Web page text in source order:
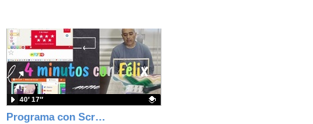
Programa con Scratch juegos con los partidos del mundial 2026 ganados por España
40′ 17″